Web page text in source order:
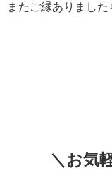
またご縁ありました
＼お気